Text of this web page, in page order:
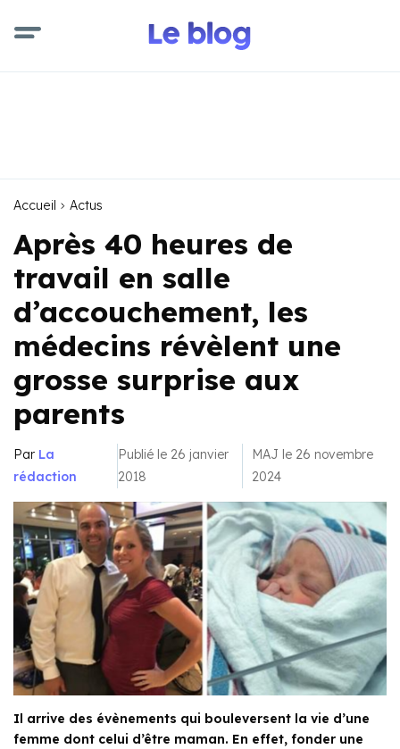
Accueil Actus
Après 40 heures de
travail en salle
d’accouchement, les
médecins révèlent une
grosse surprise aux
parents
Par La
rédaction
Publié le 26 janvier
2018
MAJ le 26 novembre
2024
Il arrive des évènements qui bouleversent la vie d’une
femme dont celui d’être maman. En effet, fonder une